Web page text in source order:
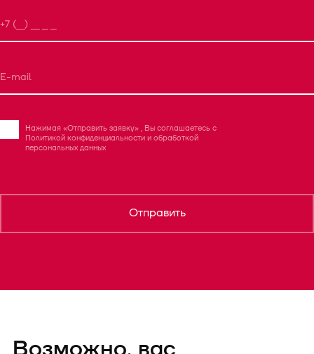
Нажимая «Отправить заявку» , Вы соглашаетесь с
Политикой конфиденциальности и обработкой
персональных данных
Отправить